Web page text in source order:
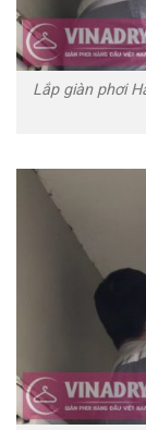
Lắp giàn phơi